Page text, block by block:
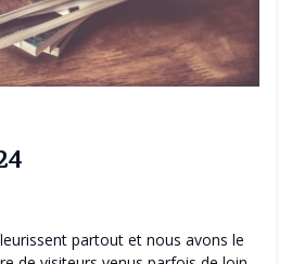
partout et nous avons le